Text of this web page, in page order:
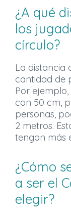
¿A qué
los
círculo?
La distancia
cantidad de
Por
con 50 cm,
personas,
2 metros.
tengan más
¿Cómo
a ser el
elegir?